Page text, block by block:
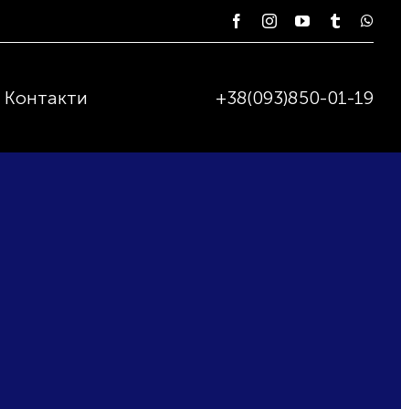
Контакти +38(093)850-01-19